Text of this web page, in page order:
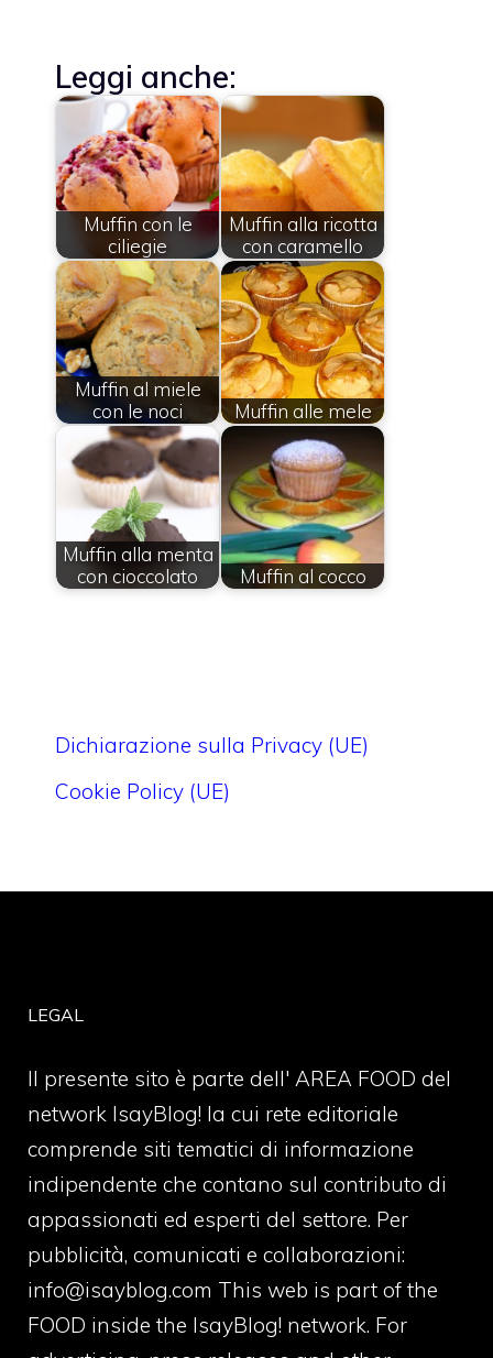
Leggi anche:
Muffin con le
ciliegie
Muffin alla ricotta
con caramello
Muffin al miele
con le noci
Muffin alle mele
Muffin alla menta
con cioccolato
Muffin al cocco
Dichiarazione sulla Privacy (UE)
Cookie Policy (UE)
LEGAL
Il presente sito è parte dell' AREA FOOD del
network IsayBlog! la cui rete editoriale
comprende siti tematici di informazione
indipendente che contano sul contributo di
appassionati ed esperti del settore. Per
pubblicità, comunicati e collaborazioni:
info@isayblog.com This web is part of the
FOOD inside the IsayBlog! network. For